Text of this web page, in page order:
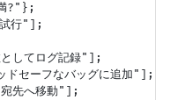
?"};
行"];
してログ記録"];
セーフなバッグに追加"];
先へ移動"];